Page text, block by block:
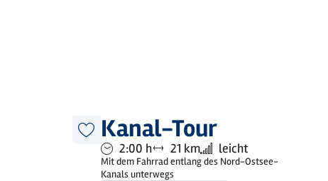
Diesen
Artikel
merken
Kanal-Tour
Dauer:
2:00 h Entfernung:
21 km Anforderung:
leicht
Mit dem Fahrrad entlang des Nord-Ostsee-
Kanals unterwegs